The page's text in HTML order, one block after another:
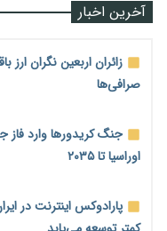
آخرین اخبار
زائران اربعین نگران ارز
صرافی‌ها
اوراسیا تا ۲۰۳۵
پارادوکس اینترنت در